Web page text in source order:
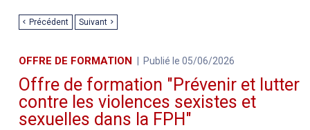
Précédent Suivant
OFFRE DE FORMATION Publié le 05/06/2026
Offre de formation "Prévenir et lutter
contre les violences sexistes et
sexuelles dans la FPH"